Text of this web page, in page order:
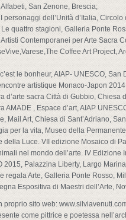
San Zenone, Brescia;
personaggi dell’Unità d’Italia,
quattro stagioni, Galleria Ponte
Contemporanei per Arte Sacra
Coffee Art Project,
c’est le bonheur, AIAP- UNESCO,
artistique Monaco-Japon
d’arte sacra Città di Gubbio,
AMADE , Espace d’art, AIAP
Mail Art, Chiesa di Sant’Adriano,
per la vita, Museo della
della Luce. VII edizione Mosaico di
nel mondo dell’arte. IV Edizione
2015, Palazzina Liberty, Largo
regala Arte, Galleria Ponte Rosso,
Espositiva di Maestri dell’Arte,
proprio sito web:
come pittrice e poetessa